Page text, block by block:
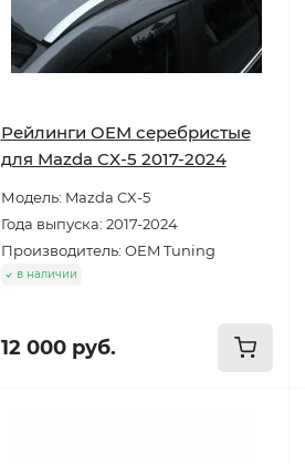
Рейлинги OEM серебристые
для Mazda CX-5 2017-2024
Модель: Mazda CX-5
Года выпуска: 2017-2024
Производитель: OEM Tuning
в наличии
12 000 руб.